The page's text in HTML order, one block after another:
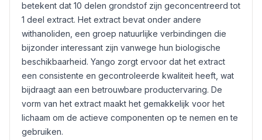
betekent dat 10 delen grondstof zijn geconcentreerd tot
1 deel extract. Het extract bevat onder andere
withanoliden, een groep natuurlijke verbindingen die
bijzonder interessant zijn vanwege hun biologische
beschikbaarheid. Yango zorgt ervoor dat het extract
een consistente en gecontroleerde kwaliteit heeft, wat
bijdraagt aan een betrouwbare productervaring. De
vorm van het extract maakt het gemakkelijk voor het
lichaam om de actieve componenten op te nemen en te
gebruiken.